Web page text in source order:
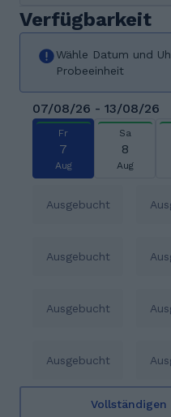
Verfügbarkeit
Wähle Datum und
Probeeinheit
07/08/26 - 13/08/26
Fr
7
Aug
Sa
8
Aug
Ausgebucht
Ausgebucht
Ausgebucht
Ausgebucht